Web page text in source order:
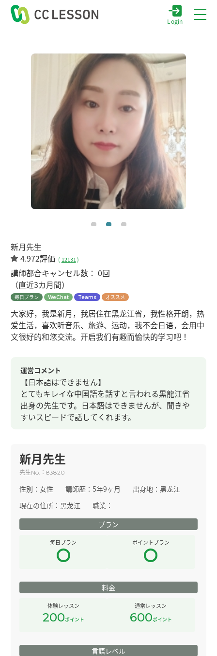
Login
新月先生
4.972評価 ( 12131 )
講師都合キャンセル数：0回
（直近3カ月間）
毎日プラン WeChat Teams オススメ
大家好，我是新月，我居住在黑龙江省，我性格开朗，热
爱生活，喜欢听音乐、旅游、运动，我不会日语，会用中
文很好的和您交流。开启我们有趣而愉快的学习吧！
運営コメント
【日本語はできません】
とてもキレイな中国語を話すと言われる黒龍江省
出身の先生です。日本語はできませんが、聞きや
すいスピードで話してくれます。
新月先生
先生No. ：83820
性別：女性 講師歴：5年9ヶ月 出身地：黑龙江
現在の住所：黑龙江
職業：
プラン
毎日プラン ポイントプラン
料金
体験レッスン
200ポイント
通常レッスン
600ポイント
言語レベル